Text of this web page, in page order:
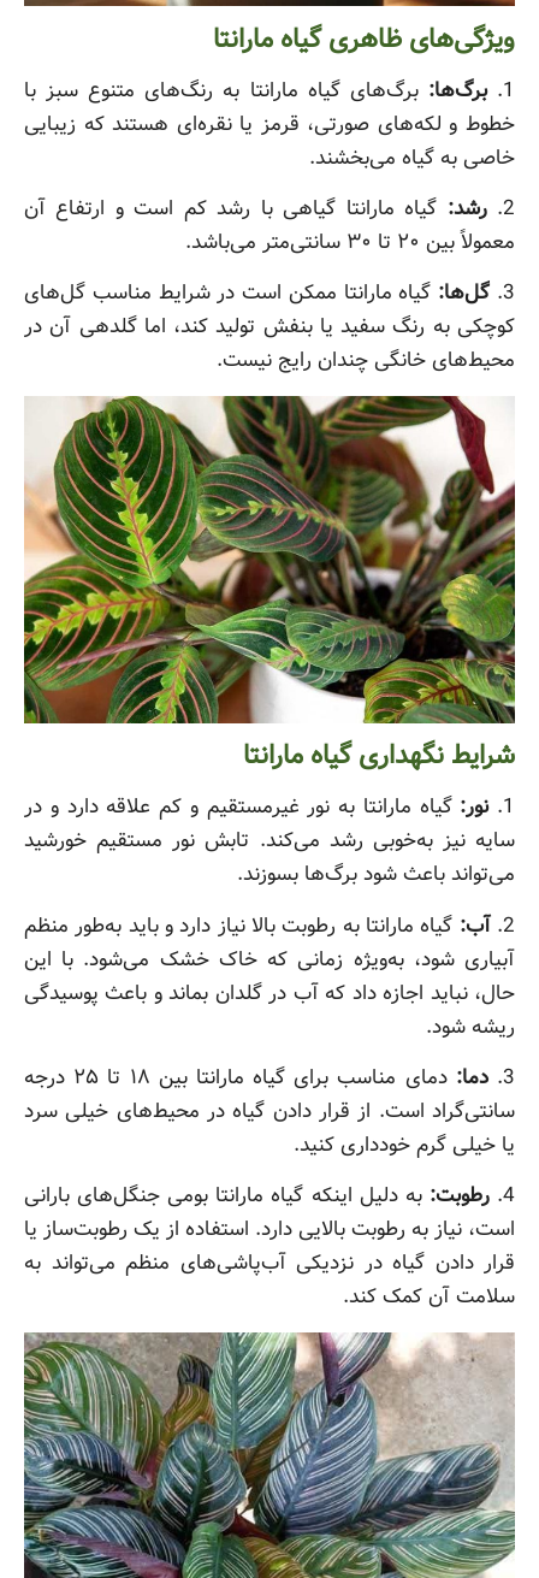
ویژگی‌های ظاهری گیاه مارانتا
1. برگ‌ها: برگ‌های گیاه مارانتا به رنگ‌های متنوع سبز با
خطوط و لکه‌های صورتی، قرمز یا نقره‌ای هستند که زیبایی
خاصی به گیاه می‌بخشند.
2. رشد: گیاه مارانتا گیاهی با رشد کم است و ارتفاع آن
معمولاً بین ۲۰ تا ۳۰ سانتی‌متر می‌باشد.
3. گل‌ها: گیاه مارانتا ممکن است در شرایط مناسب گل‌های
کوچکی به رنگ سفید یا بنفش تولید کند، اما گلدهی آن در
محیط‌های خانگی چندان رایج نیست.
شرایط نگهداری گیاه مارانتا
1. نور: گیاه مارانتا به نور غیرمستقیم و کم علاقه دارد و در
سایه نیز به‌خوبی رشد می‌کند. تابش نور مستقیم خورشید
می‌تواند باعث شود برگ‌ها بسوزند.
2. آب: گیاه مارانتا به رطوبت بالا نیاز دارد و باید به‌طور منظم
آبیاری شود، به‌ویژه زمانی که خاک خشک می‌شود. با این
حال، نباید اجازه داد که آب در گلدان بماند و باعث پوسیدگی
ریشه شود.
3. دما:
دمای مناسب برای گیاه مارانتا بین ۱۸ تا ۲۵ درجه
سانتی‌گراد است. از قرار دادن گیاه در محیط‌های خیلی سرد
یا خیلی گرم خودداری کنید.
4. رطوبت: به دلیل اینکه گیاه مارانتا بومی جنگل‌های بارانی
است، نیاز به رطوبت بالایی دارد. استفاده از یک رطوبت‌ساز یا
قرار دادن گیاه در نزدیکی آب‌پاشی‌های منظم می‌تواند به
سلامت آن کمک کند.